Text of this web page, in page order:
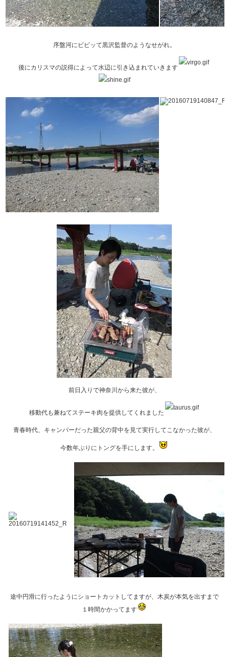
序盤河にビビッて黒沢監督のようなせがれ。
後にカリスマの説得によって水辺に引き込まれていきます
前日入りで神奈川から来た彼が、
移動代も兼ねてステーキ肉を提供してくれました
青春時代、キャンパーだった親父の背中を見て実行してこなかった彼が、
今数年ぶりにトングを手にします。
途中円滑に行ったようにショートカットしてますが、木炭が本気を出すまで
１時間かかってます